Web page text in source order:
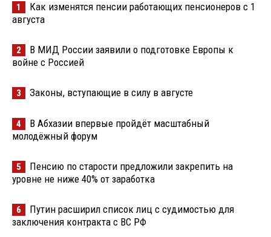
1
Как изменятся пенсии работающих пенсионеров с 1
августа
2
В МИД России заявили о подготовке Европы к
войне с Россией
3 Законы, вступающие в силу в августе
4
В Абхазии впервые пройдёт масштабный
молодёжный форум
5
Пенсию по старости предложили закрепить на
уровне не ниже 40% от заработка
6
Путин расширил список лиц с судимостью для
заключения контракта с ВС РФ